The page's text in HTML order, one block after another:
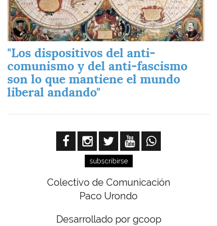
"Los dispositivos del anti-
comunismo y del anti-fascismo
son lo que mantiene el mundo
liberal andando"
subscribirse
Colectivo de Comunicación
Paco Urondo
Desarrollado por gcoop